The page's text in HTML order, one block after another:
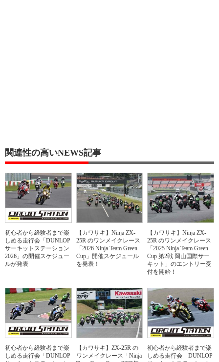
関連性の高いNEWS記事
初心者から経験者まで楽
しめる走行会「DUNLOP
サーキットステーション
2026」の開催スケジュー
ルが発表
【カワサキ】Ninja ZX-
25R のワンメイクレース
「2026 Ninja Team Green
Cup」開催スケジュール
を発表！
【カワサキ】Ninja ZX-
25R のワンメイクレース
「2025 Ninja Team Green
Cup 第2戦 岡山国際サー
キット」のエントリー受
付を開始！
初心者から経験者まで楽
しめる走行会「DUNLOP
【カワサキ】ZX-25R の
ワンメイクレース「Ninja
初心者から経験者まで楽
しめる走行会「DUNLOP